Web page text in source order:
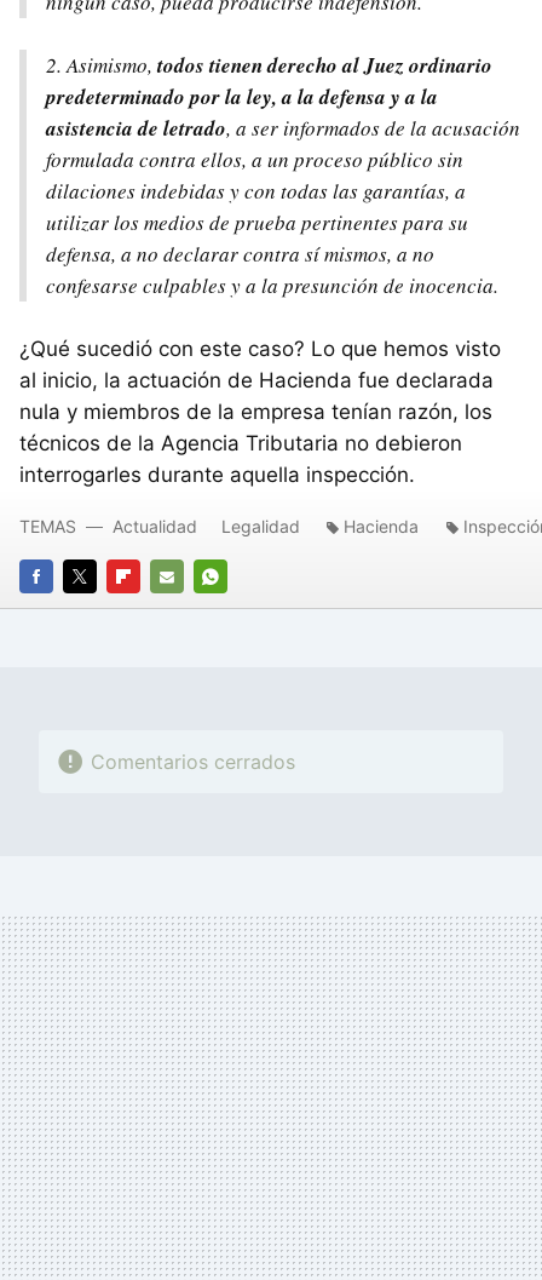
2. Asimismo,todos tienen derecho al Juez ordinario
predeterminado por la ley, a la defensa y a la
asistencia de letrado, a ser informados de la acusación
formulada contra ellos, a un proceso público sin
dilaciones indebidas y con todas las garantías, a
utilizar los medios de prueba pertinentes para su
defensa, a no declarar contra sí mismos, a no
confesarse culpables y a la presunción de inocencia.
¿Qué sucedió con este caso? Lo que hemos visto
al inicio, la actuación de Hacienda fue declarada
nula y miembros de la empresa tenían razón, los
técnicos de la Agencia Tributaria no debieron
interrogarles durante aquella inspección.
FACEBOOK
TWITTERFLIPBOARD
E-
WHATSAPP
TEMAS Actualidad Legalidad Hacienda
Comentarios cerrados